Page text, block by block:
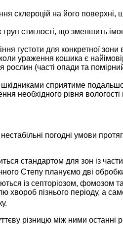
склероцій на його
стиглості, що зменшить
густоти для конкретної
ураження кошика є
рослин (часті опади та
сприятиме
необхідного рівня вологості
погодні умови
стандартом для зон із
Степу плануємо дві
із септоріозом, фомозом
пізнього періоду, а
різницю між ними